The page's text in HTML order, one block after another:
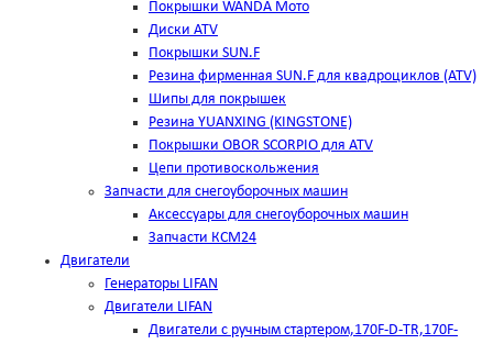
Покрышки WANDA Мото
Диски ATV
Покрышки SUN.F
Резина фирменная SUN.F для квадроциклов (АТV)
Шипы для покрышек
Резина YUANXING (KINGSTONE)
Покрышки OBOR SCORPIO для ATV
Цепи противоскольжения
Запчасти для снегоуборочных машин
Аксессуары для снегоуборочных машин
Запчасти КСМ24
Двигатели
Генераторы LIFAN
Двигатели LIFAN
Двигатели с ручным стартером,170F-D-TR,170F-